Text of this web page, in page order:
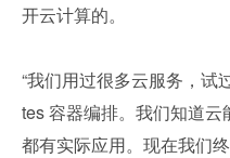
开云计算的。
“我们用过很多云服务，试
tes 容器编排。我们知道
都有实际应用。现在我们